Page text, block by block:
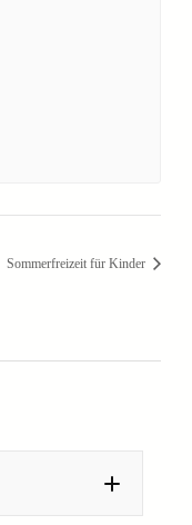
Sommerfreizeit für Kinder